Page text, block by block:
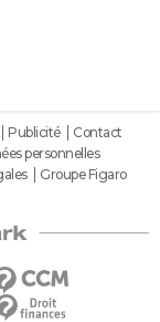
Publicité
Contact
personnelles
Groupe Figaro